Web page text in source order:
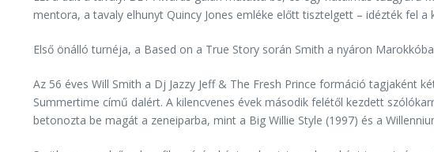
mentora, a tavaly elhunyt Quincy Jones emléke előtt tisztelgett – idézték fel a
Első önálló turnéja, a Based on a True Story során Smith a nyáron
Az 56 éves Will Smith a Dj Jazzy Jeff & The Fresh Prince formáció tagjaként
Summertime című dalért. A kilencvenes évek második felétől kezdett
betonozta be magát a zeneiparba, mint a Big Willie Style (1997) és a